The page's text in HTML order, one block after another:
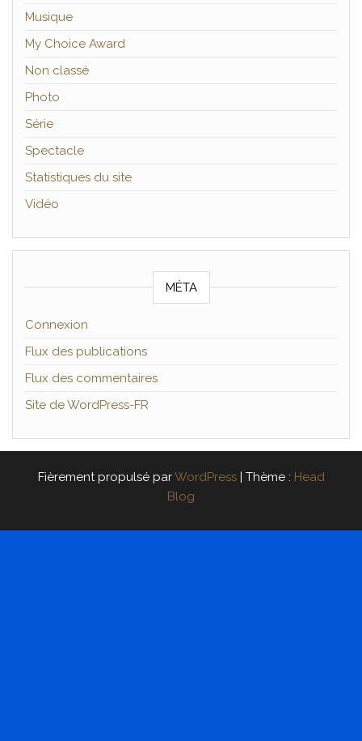
Musique
My Choice Award
Non classé
Photo
Série
Spectacle
Statistiques du site
Vidéo
MÉTA
Connexion
Flux des publications
Flux des commentaires
Site de WordPress-FR
Fièrement propulsé parWordPress | Thème : Head
Blog